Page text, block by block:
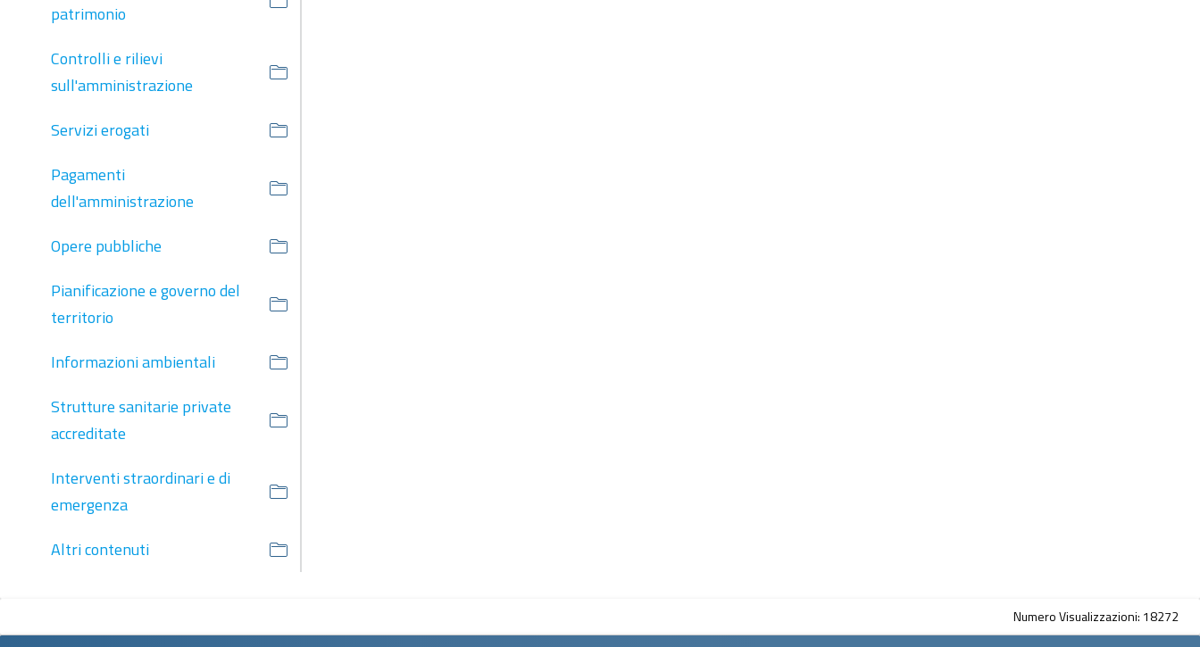
patrimonio
Controlli e rilievi
sull'amministrazione
Servizi erogati
Pagamenti
dell'amministrazione
Opere pubbliche
Pianificazione e governo del
territorio
Informazioni ambientali
Strutture sanitarie private
accreditate
Interventi straordinari e di
emergenza
Altri contenuti
Numero Visualizzazioni: 18272